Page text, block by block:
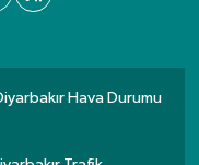
Hava Durumu